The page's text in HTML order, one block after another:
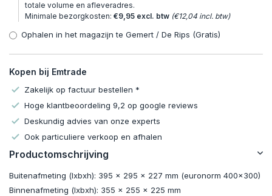
totale volume en afleveradres.
Minimale bezorgkosten: €9,95 excl. btw (€12,04 incl. btw)
Ophalen in het magazijn te Gemert / De Rips (Gratis)
Kopen bij Emtrade
Zakelijk op factuur bestellen *
Hoge klantbeoordeling 9,2 op google reviews
Deskundig advies van onze experts
Ook particuliere verkoop en afhalen
Productomschrijving
Buitenafmeting (lxbxh): 395 x 295 x 227 mm (euronorm 400x300)
Binnenafmeting (lxbxh): 355 x 255 x 225 mm